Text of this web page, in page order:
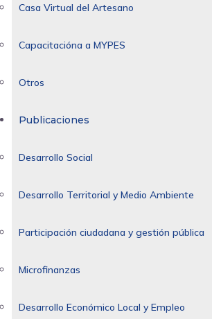
Casa Virtual del Artesano
Capacitacióna a MYPES
Otros
Publicaciones
Desarrollo Social
Desarrollo Territorial y Medio Ambiente
Participación ciudadana y gestión pública
Microfinanzas
Desarrollo Económico Local y Empleo